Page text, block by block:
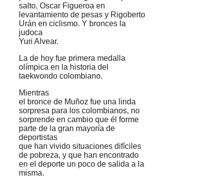
salto, Oscar Figueroa en
levantamiento de pesas y Rigoberto
Urán en ciclismo. Y bronces la
judoca
Yuri Alvear.
La de hoy fue primera medalla
olímpica en la historia del
taekwondo colombiano.
Mientras
el bronce de Muñoz fue una linda
sorpresa para los colombianos, no
sorprende en cambio que él forme
parte de la gran mayoría de
deportistas
que han vivido situaciones difíciles
de pobreza, y que han encontrado
en el deporte un poco de salida a la
misma.